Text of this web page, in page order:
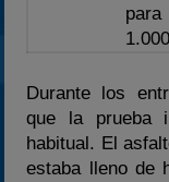
Durante los
que la prueba
habitual. El
estaba lleno de